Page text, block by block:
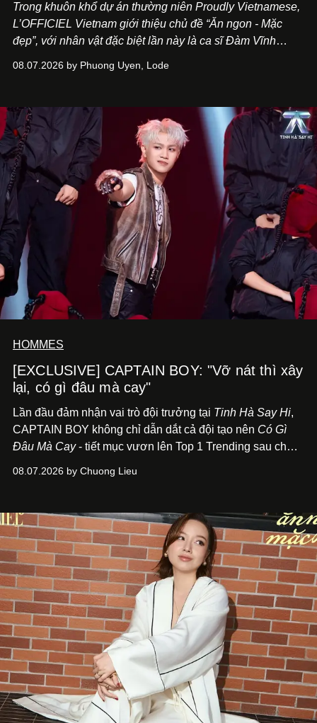
Trong khuôn khổ dự án thường niên Proudly Vietnamese,
L’OFFICIEL Vietnam giới thiệu chủ đề “Ăn ngon - Mặc
đẹp”, với nhân vật đặc biệt lần này là ca sĩ Đàm Vĩnh
Cà Phê Cà Pháo mang dấu ấn Indochine hoài niệm, thu
08.07.2026 by Phuong Uyen, Lode
HOMMES
[EXCLUSIVE] CAPTAIN BOY: "Vỡ nát thì xây
lại, có gì đâu mà cay"
Lần đầu đảm nhận vai trò đội trưởng tại Tinh Hà Say Hi,
CAPTAIN BOY không chỉ dẫn dắt cả đội tạo nên Có Gì
Đâu Mà Cay- tiết mục vươn lên Top 1 Trending sau chưa
để lắng nghe, kết nối và tin tưởng đồng đội. Với nam
trình trở thành một producer thực thụ.
08.07.2026 by Chuong Lieu